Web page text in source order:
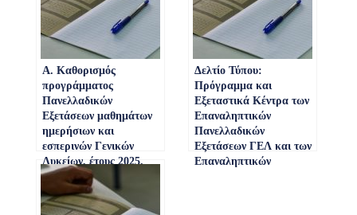
Α. Καθορισμός
προγράμματος
Πανελλαδικών
Εξετάσεων μαθημάτων
ημερήσιων και
εσπερινών Γενικών
Λυκείων, έτους 2025.
Β. Καθορισμός
προγράμματος
Πανελλαδικών
Δελτίο Τύπου:
Πρόγραμμα και
Εξεταστικά Κέντρα των
Επαναληπτικών
Πανελλαδικών
Εξετάσεων ΓΕΛ και των
Επαναληπτικών